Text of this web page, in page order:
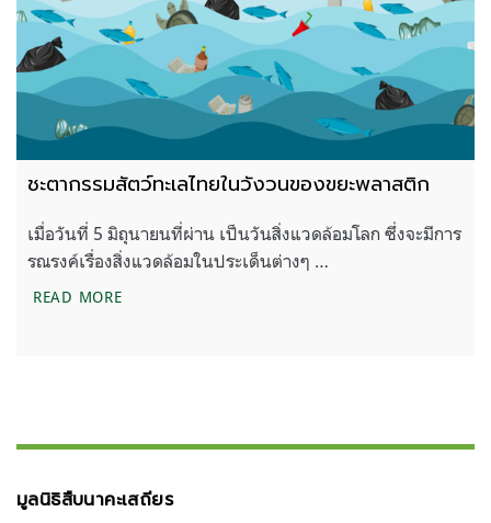
ชะตากรรมสัตว์ทะเลไทยในวังวนของขยะพลาสติก
เมื่อวันที่ 5 มิถุนายนที่ผ่าน เป็นวันสิ่งแวดล้อมโลก ซึ่งจะมีการ
รณรงค์เรื่องสิ่งแวดล้อมในประเด็นต่างๆ …
READ MOREชะตากรรมสัตว์ทะเลไทยในวังวนของขยะพลาสติก
มูลนิธิสืบนาคะเสถียร